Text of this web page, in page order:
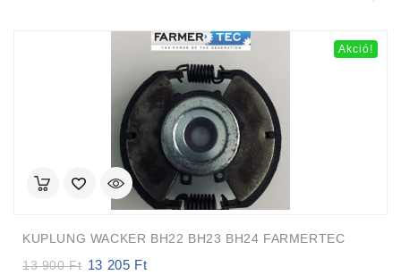
Akció!
KUPLUNG WACKER BH22 BH23 BH24 FARMERTEC
13 900Ft
Original
13 205 Ft